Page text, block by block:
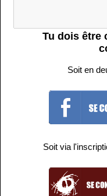
Tu dois être
Soit en
Soit via